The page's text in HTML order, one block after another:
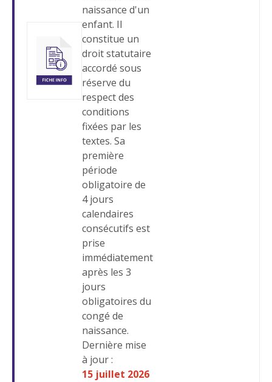
naissance d'un
enfant. Il
constitue un
droit statutaire
accordé sous
réserve du
respect des
conditions
fixées par les
textes. Sa
première
période
obligatoire de
4 jours
calendaires
consécutifs est
prise
immédiatement
après les 3
jours
obligatoires du
congé de
naissance.
Dernière mise
à jour :
15 juillet 2026